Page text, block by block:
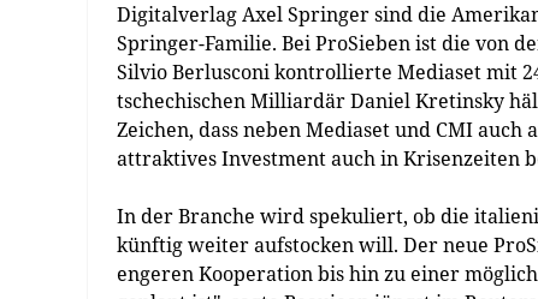
Digitalverlag Axel Springer sind die
Springer-Familie. Bei ProSieben ist die von
Silvio Berlusconi kontrollierte Mediaset mit
tschechischen Milliardär Daniel Kretinsky
Zeichen, dass neben Mediaset und CMI
attraktives Investment auch in Krisenzeiten
In der Branche wird spekuliert, ob die
künftig weiter aufstocken will. Der neue
engeren Kooperation bis hin zu einer